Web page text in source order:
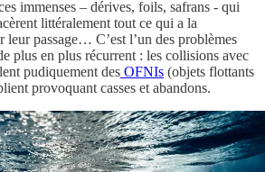
immenses – dérives, foils, safrans - qui
littéralement tout ce qui a la
leur passage… C’est l’un des problèmes
plus en plus récurrent : les collisions avec
pudiquement des OFNIs (objets flottants
provoquant casses et abandons.